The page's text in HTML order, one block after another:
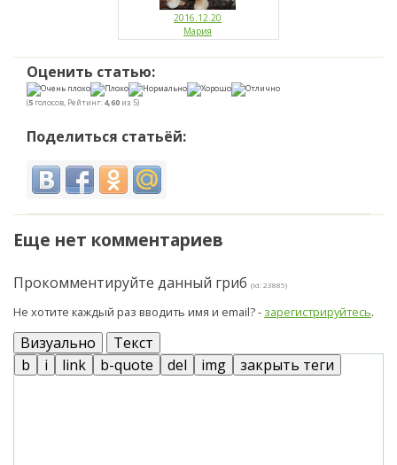
2016.12.20
Мария
Оценить статью:
(5 голосов, Рейтинг: 4,60 из 5)
Поделиться статьёй:
Еще нет комментариев
Прокомментируйте данный гриб (id: 23885)
Не хотите каждый раз вводить имя и email? - зарегистрируйтесь.
Визуально Текст